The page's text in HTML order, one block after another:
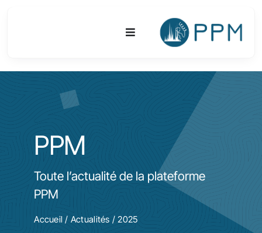
Toggle
Navigation
Equipements & Technologies
R&D
PPM
Toute l’actualité de la plateforme
PPM
Accueil / Actualités / 2025